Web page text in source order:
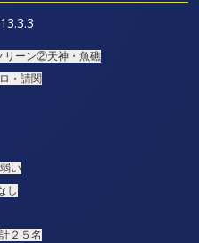
リーン②天神・魚礁
・請関
弱い
し
２５名